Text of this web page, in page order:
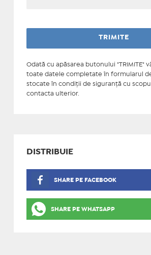
Odată cu apăsarea butonului "TRIMITE"
toate datele completate în formularul
stocate în condiţii de siguranţă cu
contacta ulterior.
DISTRIBUIE
SHARE PE FACEBOOK
SHARE PE WHATSAPP